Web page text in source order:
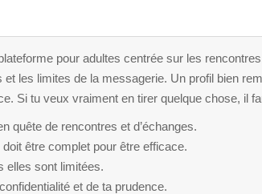
pour adultes centrée sur les
les limites de la messagerie. Un profil bien
Si tu veux vraiment en tirer quelque chose, il
quête de rencontres et d’échanges.
être complet pour être efficace.
elles sont limitées.
et de ta prudence.